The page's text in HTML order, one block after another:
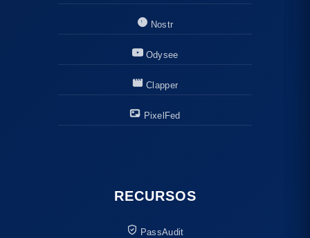
Nostr
Odysee
Clapper
PixelFed
RECURSOS
PassAudit